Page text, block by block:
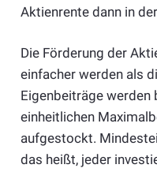
Aktienrente dann in
Die Förderung der
einfacher werden als
Eigenbeiträge werden
einheitlichen
aufgestockt.
das heißt, jeder